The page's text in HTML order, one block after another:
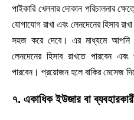
পাইকারি খেলনার দোকান পরিচালনার
যোগাযোগ রাখা এবং লেনদেনের হিসাব
সহজ করে দেবে। এর মাধ্যমে আপনি
লেনদেনের হিসাব রাখতে পারবেন
পারবেন। প্রয়োজন হলে বাকির মেসেজ
৭. একাধিক ইউজার বা